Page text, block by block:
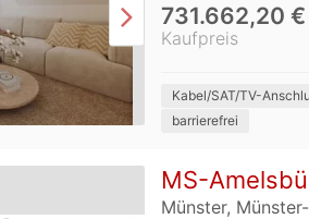
Kaufpreis
731.662,20 €
Kabel/SAT/TV-
barrierefrei
MS-
Münster,